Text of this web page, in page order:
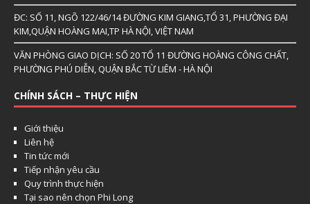
ĐC: SỐ 11, NGÕ 122/46/14 ĐƯỜNG KIM GIANG,TỔ 31, PHƯỜNG ĐẠI
KIM,QUẬN HOÀNG MAI,TP HÀ NỘI, VIỆT NAM
VĂN PHÒNG GIAO DỊCH: SỐ 20 TỔ 11 ĐƯỜNG HOÀNG CÔNG CHẤT,
PHƯỜNG PHÚ DIỄN, QUẬN BẮC TỪ LIÊM - HÀ NỘI
CHÍNH SÁCH – THỰC HIỆN
Giới thiệu
Liên hệ
Tin tức mới
Tiếp nhận yêu cầu
Quy trình thực hiện
Tại sao nên chọn Phi Long